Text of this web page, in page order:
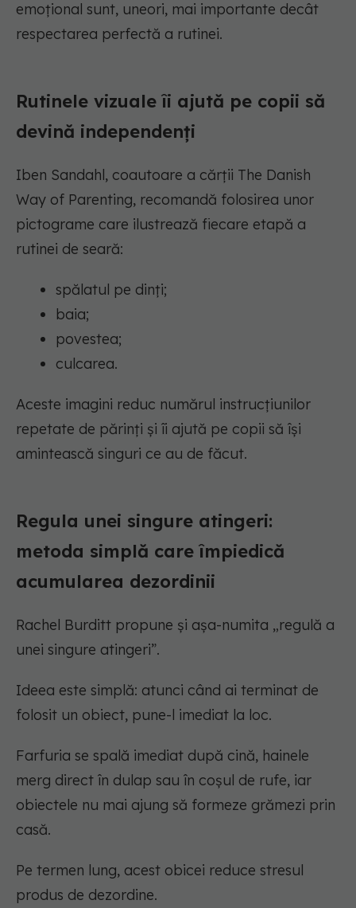
emoțional sunt, uneori, mai importante decât
respectarea perfectă a rutinei.
Rutinele vizuale îi ajută pe copii să
devină independenți
Iben Sandahl, coautoare a cărții The Danish
Way of Parenting, recomandă folosirea unor
pictograme care ilustrează fiecare etapă a
rutinei de seară:
spălatul pe dinți;
baia;
povestea;
culcarea.
Aceste imagini reduc numărul instrucțiunilor
repetate de părinți și îi ajută pe copii să își
amintească singuri ce au de făcut.
Regula unei singure atingeri:
metoda simplă care împiedică
acumularea dezordinii
Rachel Burditt propune și așa-numita „regulă a
unei singure atingeri”.
Ideea este simplă: atunci când ai terminat de
folosit un obiect, pune-l imediat la loc.
Farfuria se spală imediat după cină, hainele
merg direct în dulap sau în coșul de rufe, iar
obiectele nu mai ajung să formeze grămezi prin
casă.
Pe termen lung, acest obicei reduce stresul
produs de dezordine.